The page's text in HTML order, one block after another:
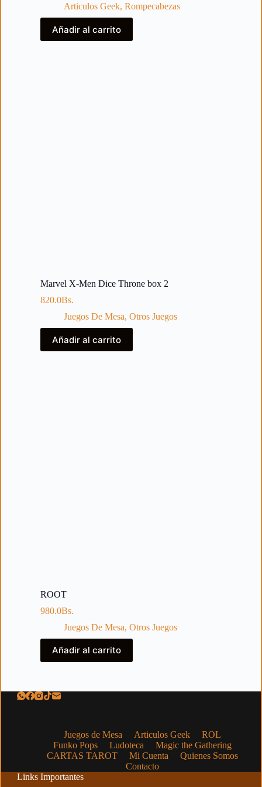
Articulos Geek, Rompecabezas
Añadir al carrito
Marvel X-Men Dice Throne box 2
820.0Bs.
Juegos De Mesa, Otros Juegos
Añadir al carrito
ROOT
980.0Bs.
Juegos De Mesa, Otros Juegos
Añadir al carrito
Juegos de Mesa Articulos Geek
ROL
Funko Pops
Ludoteca
Magic the Gathering
CARTAS TAROT
Mi Cuenta
Quienes Somos
Contacto
Links Importantes